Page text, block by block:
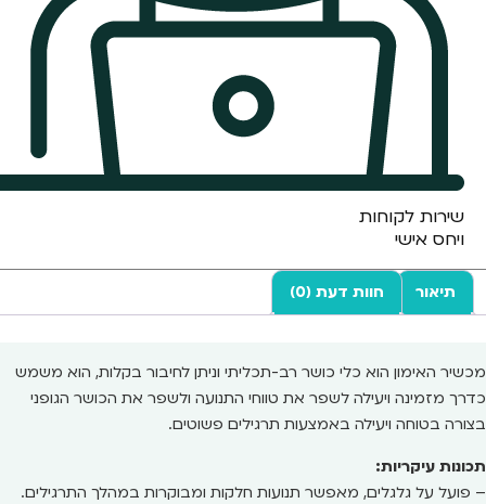
שירות לקוחות
ויחס אישי
תיאור חוות דעת (0)
מכשיר האימון הוא כלי כושר רב-תכליתי וניתן לחיבור בקלות, הוא משמש
כדרך מזמינה ויעילה לשפר את טווחי התנועה ולשפר את הכושר הגופני
בצורה בטוחה ויעילה באמצעות תרגילים פשוטים.
תכונות עיקריות:
– פועל על גלגלים, מאפשר תנועות חלקות ומבוקרות במהלך התרגילים.